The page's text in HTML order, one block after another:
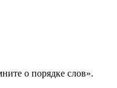
о порядке слов».